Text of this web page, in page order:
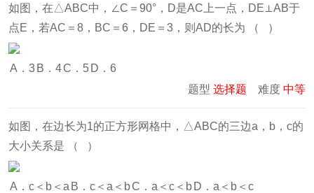
如图，在△ABC中，∠C＝90°，D是AC上一点，DE⊥AB于
点E，若AC＝8，BC＝6，DE＝3，则AD的长为 （ ）
A．3 B．4C．5 D．6
题型 选择题 难度 中等
如图，在边长为1的正方形网格中，△ABC的三边a，b，c的
大小关系是 （ ）
A．c＜b＜a B．c＜a＜bC．a＜c＜b D．a＜b＜c